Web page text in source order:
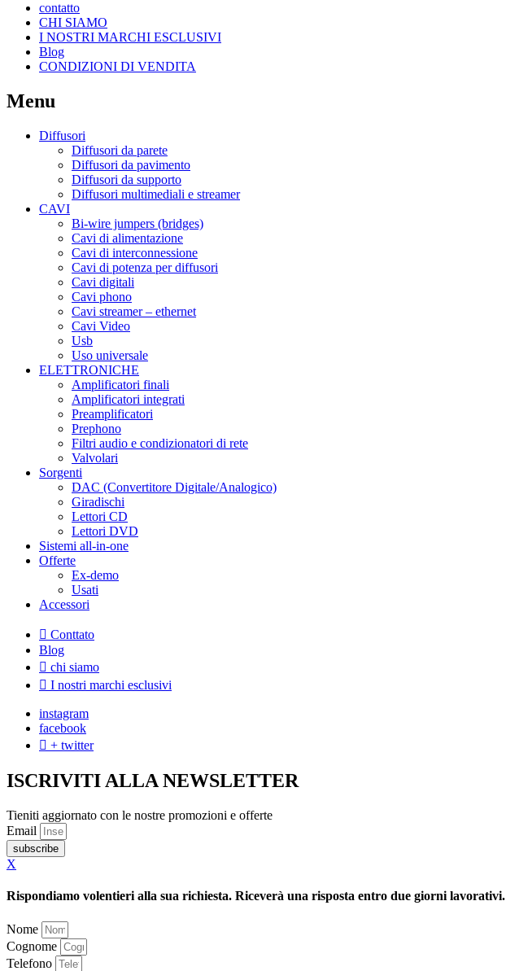
contatto
CHI SIAMO
I NOSTRI MARCHI ESCLUSIVI
Blog
CONDIZIONI DI VENDITA
Menu
Diffusori
Diffusori da parete
Diffusori da pavimento
Diffusori da supporto
Diffusori multimediali e streamer
CAVI
Bi-wire jumpers (bridges)
Cavi di alimentazione
Cavi di interconnessione
Cavi di potenza per diffusori
Cavi digitali
Cavi phono
Cavi streamer – ethernet
Cavi Video
Usb
Uso universale
ELETTRONICHE
Amplificatori finali
Amplificatori integrati
Preamplificatori
Prephono
Filtri audio e condizionatori di rete
Valvolari
Sorgenti
DAC (Convertitore Digitale/Analogico)
Giradischi
Lettori CD
Lettori DVD
Sistemi all-in-one
Offerte
Ex-demo
Usati
Accessori
Conttato
Blog
chi siamo
I nostri marchi esclusivi
instagram
facebook
+ twitter
ISCRIVITI ALLA NEWSLETTER
Tieniti aggiornato con le nostre promozioni e offerte
Email
subscribe
X
Rispondiamo volentieri alla sua richiesta. Riceverà una risposta entro due giorni lavorativi.
Nome
Cognome
Telefono